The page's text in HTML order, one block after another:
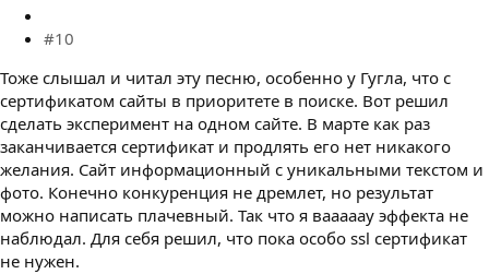
#10
Тоже слышал и читал эту песню, особенно у Гугла, что с
сертификатом сайты в приоритете в поиске. Вот решил
сделать эксперимент на одном сайте. В марте как раз
заканчивается сертификат и продлять его нет никакого
желания. Сайт информационный с уникальными текстом и
фото. Конечно конкуренция не дремлет, но результат
можно написать плачевный. Так что я вааааау эффекта не
наблюдал. Для себя решил, что пока особо ssl сертификат
не нужен.